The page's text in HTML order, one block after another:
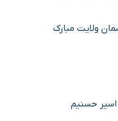
ولایت مبارک
اسیر حسنیم